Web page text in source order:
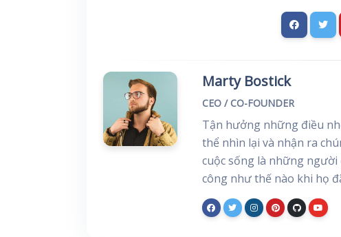
Marty Bostick
CEO / CO-FOUNDER
Tận hưởng những điều
thể nhìn lại và nhận ra
cuộc sống là những
công như thế nào khi họ